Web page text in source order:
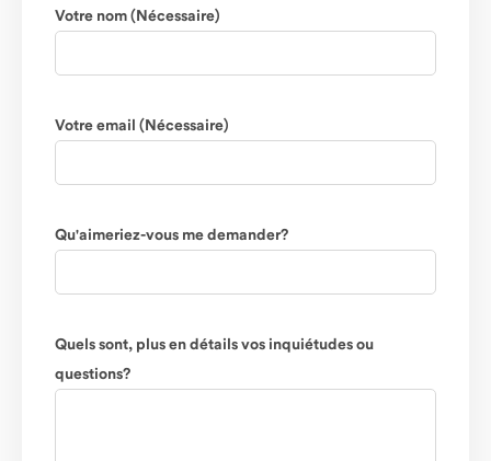
Votre nom (Nécessaire)
Votre email (Nécessaire)
Qu'aimeriez-vous me demander?
Quels sont, plus en détails vos inquiétudes ou
questions?